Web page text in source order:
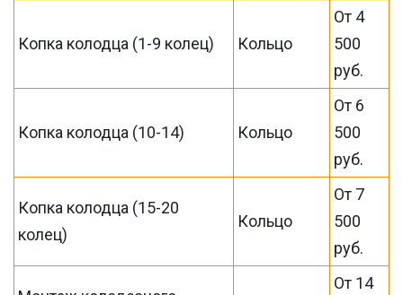
Копка колодца (1-9 колец) Кольцо
От 4
500
руб.
Копка колодца (10-14) Кольцо
От 6
500
руб.
Копка колодца (15-20
колец)
Кольцо
От 7
500
руб.
От 14